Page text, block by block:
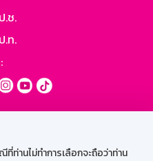
ท่านไม่ทำการเลือกจะถือว่าท่าน
.ช.
.ท.